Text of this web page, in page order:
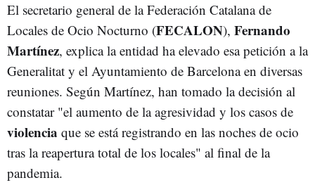
El secretario general de la Federación Catalana de
Locales de Ocio Nocturno (FECALON), Fernando
Martínez, explica la entidad ha elevado esa petición a la
Generalitat y el Ayuntamiento de Barcelona en diversas
reuniones. Según Martínez, han tomado la decisión al
constatar "el aumento de la agresividad y los casos de
violencia que se está registrando en las noches de ocio
tras la reapertura total de los locales" al final de la
pandemia.